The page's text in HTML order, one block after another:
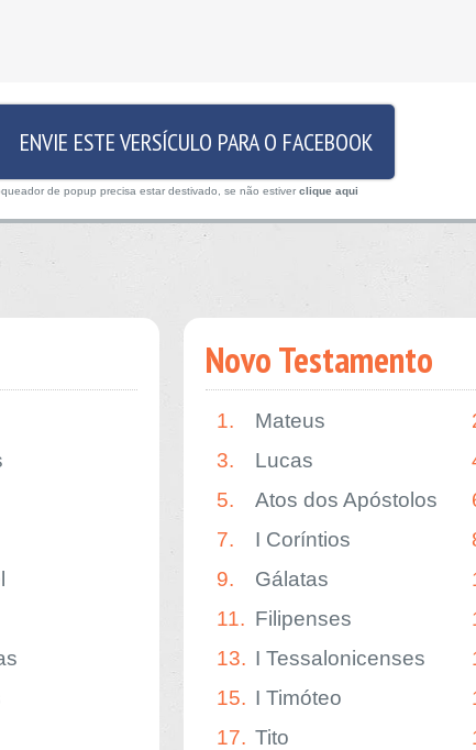
ESTE VERSÍCULO PARA O FACEBOOK
de popup precisa estar destivado, se não estiver clique aqui
Novo Testamento
1. Mateus
3.
Lucas
5.
Atos dos Apóstolos
7.
I Coríntios
9.
Gálatas
11. Filipenses
13. I Tessalonicenses
15. I Timóteo
17. Tito